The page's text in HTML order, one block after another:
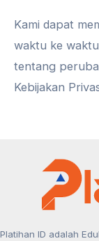
Kami dapat
waktu ke
tentang
Kebijakan
Platihan ID adalah